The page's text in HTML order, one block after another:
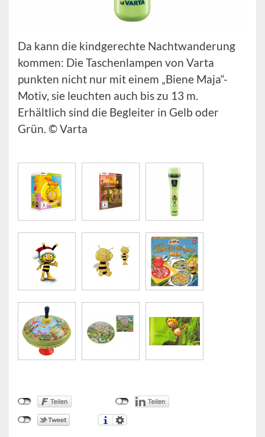
Da kann die kindgerechte Nachtwanderung
kommen: Die Taschenlampen von Varta
punkten nicht nur mit einem „Biene Maja“-
Motiv, sie leuchten auch bis zu 13 m.
Erhältlich sind die Begleiter in Gelb oder
Grün. © Varta